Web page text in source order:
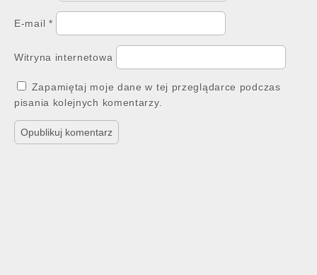
E-mail *
Witryna internetowa
Zapamiętaj moje dane w tej przeglądarce podczas
pisania kolejnych komentarzy.